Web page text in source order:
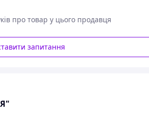
про товар у цього продавця
запитання